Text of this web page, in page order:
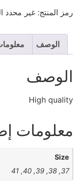
رمز المنتج: غير محدد
الوصف
الوصف
High quality
معلومات
Size
37, 38, 39, 40, 41